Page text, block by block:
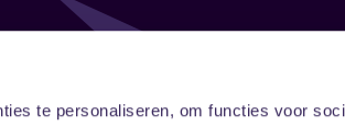
te personaliseren, om functies voor
Onze